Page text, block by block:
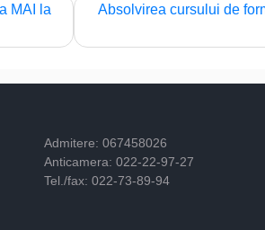
MAI la
Absolvirea cursului de
Admitere: 067458026
Anticamera: 022-22-97-27
Tel./fax: 022-73-89-94